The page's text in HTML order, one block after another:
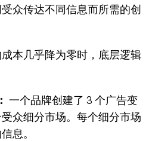
众传达不同信息而所需的创
本几乎降为零时，底层逻辑
一个品牌创建了 3 个广告变
众细分市场。每个细分市场
息。